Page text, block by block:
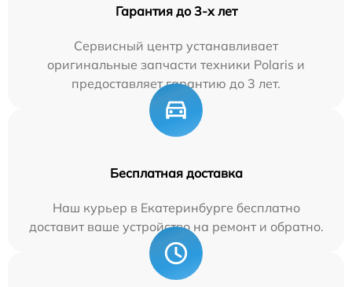
Гарантия до 3-х лет
Сервисный центр устанавливает
оригинальные запчасти техники Polaris и
предоставляет гарантию до 3 лет.
Бесплатная доставка
Наш курьер в Екатеринбурге бесплатно
доставит ваше устройство на ремонт и обратно.